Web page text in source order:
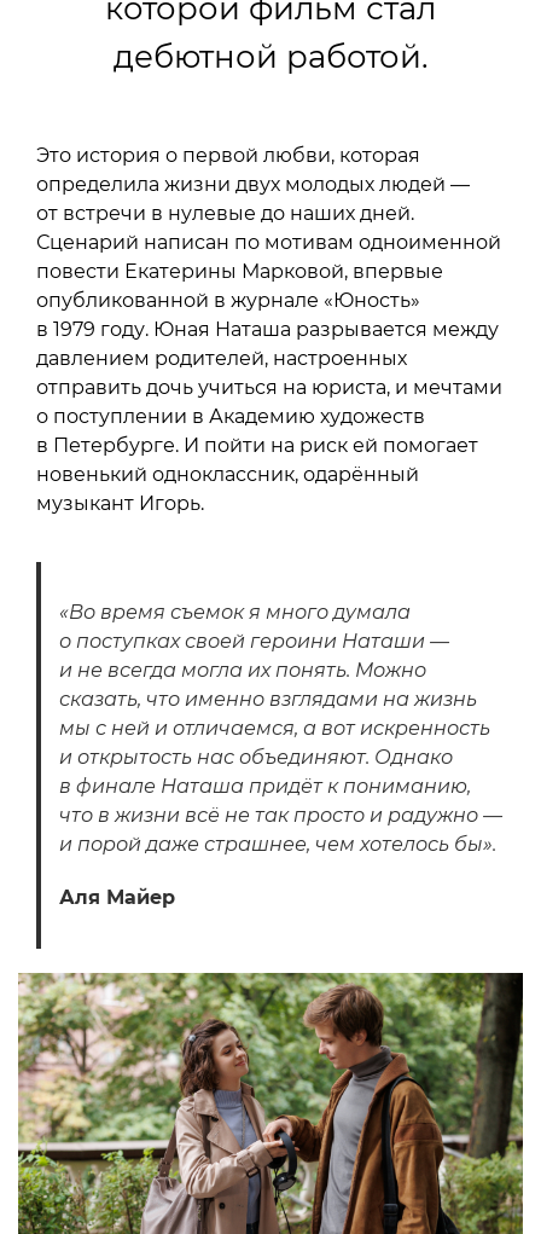
которой фильм стал
дебютной работой.
Это история о первой любви, которая
определила жизни двух молодых людей —
от встречи в нулевые до наших дней.
Сценарий написан по мотивам одноименной
повести Екатерины Марковой, впервые
опубликованной в журнале «Юность»
в 1979 году. Юная Наташа разрывается между
давлением родителей, настроенных
отправить дочь учиться на юриста, и мечтами
о поступлении в Академию художеств
в Петербурге. И пойти на риск ей помогает
новенький одноклассник, одарённый
музыкант Игорь.
«Во время съемок я много думала
о поступках своей героини Наташи —
и не всегда могла их понять. Можно
сказать, что именно взглядами на жизнь
мы с ней и отличаемся, а вот искренность
и открытость нас объединяют. Однако
в финале Наташа придёт к пониманию,
что в жизни всё не так просто и радужно —
и порой даже страшнее, чем хотелось бы».
Аля Майер